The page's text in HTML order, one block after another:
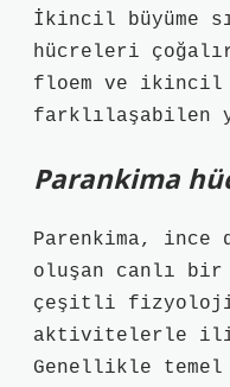
İkincil büyüme
hücreleri
floem ve ikincil
farklılaşabilen
Parankima
Parenkima, ince
oluşan canlı
çeşitli
aktivitelerle
Genellikle temel